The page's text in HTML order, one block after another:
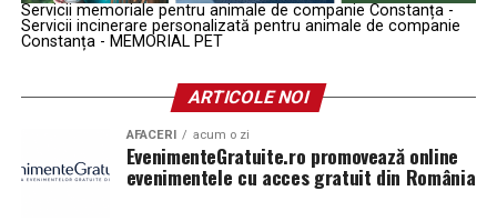
Servicii memoriale pentru animale de companie Constanța -
Servicii incinerare personalizată pentru animale de companie
Constanța - MEMORIAL PET
ARTICOLE NOI
AFACERI acum o zi
EvenimenteGratuite.ro promovează online
evenimentele cu acces gratuit din România